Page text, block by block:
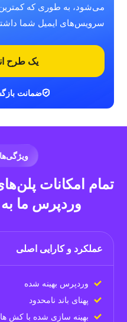
می‌شود، به طوری که کمترین
سرویس‌های ایمیل شما
یک طرح
ضمانت بازگشت
تمام امکانات
وردپرس ما
عملکرد و کارایی اصلی
وردپرس بهینه شده
پهنای باند نامحدود
بهینه سازی شده با کش